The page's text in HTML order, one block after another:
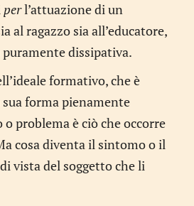
perl’attuazione di un
al ragazzo sia all’educatore,
puramente dissipativa.
formativo, che è
forma pienamente
problema è ciò che occorre
cosa diventa il sintomo o il
vista del soggetto che li